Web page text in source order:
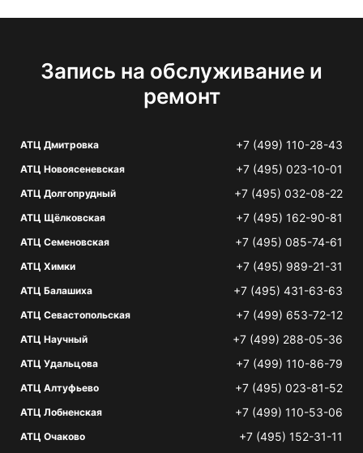
Запись на обслуживание и
ремонт
АТЦ Дмитровка +7 (499) 110-28-43
АТЦ Новоясеневская +7 (495) 023-10-01
АТЦ Долгопрудный +7 (495) 032-08-22
АТЦ Щёлковская +7 (495) 162-90-81
АТЦ Семеновская +7 (495) 085-74-61
АТЦ Химки +7 (495) 989-21-31
АТЦ Балашиха +7 (495) 431-63-63
АТЦ Севастопольская +7 (499) 653-72-12
АТЦ Научный +7 (499) 288-05-36
АТЦ Удальцова +7 (499) 110-86-79
АТЦ Алтуфьево +7 (495) 023-81-52
АТЦ Лобненская +7 (499) 110-53-06
АТЦ Очаково +7 (495) 152-31-11